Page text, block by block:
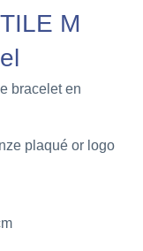
M
bracelet en
plaqué or logo